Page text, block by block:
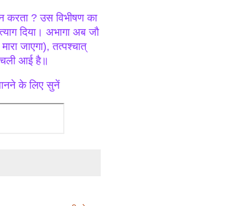
करता ? उस विभीषण का
दिया। अभागा अब जौ
जाएगा), तत्पश्चात्
चली आई है॥
के लिए सुनें